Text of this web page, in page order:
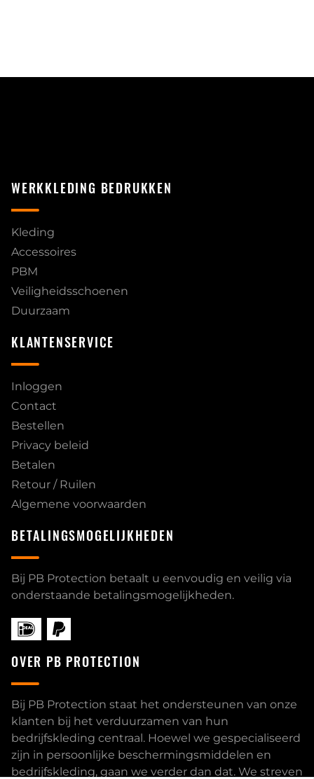
WERKKLEDING BEDRUKKEN
Kleding
Accessoires
PBM
Veiligheidsschoenen
Duurzaam
KLANTENSERVICE
Inloggen
Contact
Bestellen
Privacy beleid
Betalen
Retour / Ruilen
Algemene voorwaarden
BETALINGSMOGELIJKHEDEN
Bij PB Protection betaalt u eenvoudig en veilig via
onderstaande betalingsmogelijkheden.
OVER PB PROTECTION
Bij PB Protection staat het ondersteunen van onze
klanten bij het verduurzamen van hun
bedrijfskleding centraal. Hoewel we gespecialiseerd
zijn in persoonlijke beschermingsmiddelen en
bedrijfskleding, gaan we verder dan dat. We streven